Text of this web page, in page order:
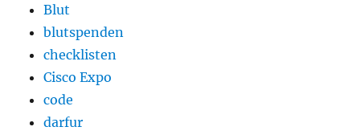
Blut
blutspenden
checklisten
Cisco Expo
code
darfur